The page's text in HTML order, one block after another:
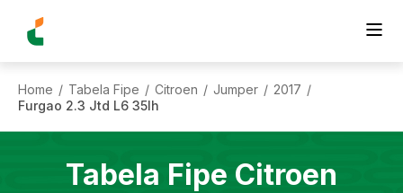
Home / Tabela Fipe / Citroen / Jumper / 2017 /
Furgao 2.3 Jtd L6 35lh
Tabela Fipe Citroen